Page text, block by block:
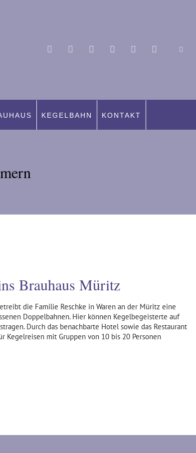
KEGELBAHN KONTAKT
Brauhaus Müritz
die Familie Reschke in Waren an der Müritz eine
Doppelbahnen. Hier können Kegelbegeisterte auf
Durch das benachbarte Hotel sowie das Restaurant
Kegelreisen mit Gruppen von 10 bis 20 Personen